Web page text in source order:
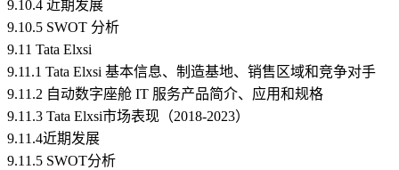
9.10.4 近期发展
9.10.5 SWOT 分析
9.11 Tata Elxsi
9.11.1 Tata Elxsi 基本信息、制造基地、销售区域和竞争对手
9.11.2 自动数字座舱 IT 服务产品简介、应用和规格
9.11.3 Tata Elxsi市场表现（2018-2023）
9.11.4近期发展
9.11.5 SWOT分析